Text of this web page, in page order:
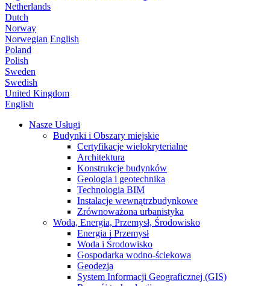
Netherlands
Dutch
Norway
Norwegian English
Poland
Polish
Sweden
Swedish
United Kingdom
English
Nasze Usługi
Budynki i Obszary miejskie
Certyfikacje wielokryterialne
Architektura
Konstrukcje budynków
Geologia i geotechnika
Technologia BIM
Instalacje wewnątrzbudynkowe
Zrównoważona urbanistyka
Woda, Energia, Przemysł, Środowisko
Energia i Przemysł
Woda i Środowisko
Gospodarka wodno-ściekowa
Geodezja
System Informacji Geograficznej (GIS)